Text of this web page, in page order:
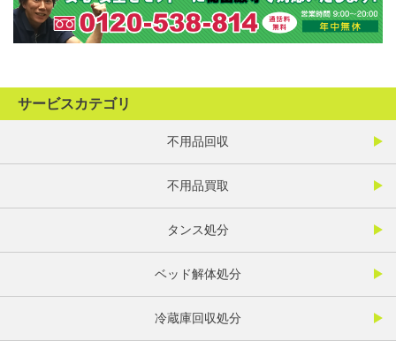
サービスカテゴリ
不用品回収
不用品買取
タンス処分
ベッド解体処分
冷蔵庫回収処分